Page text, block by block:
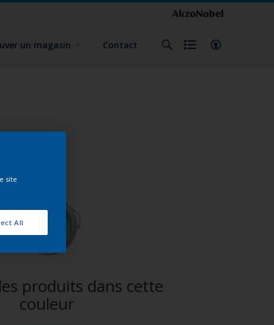
un magasin Contact
produits dans cette
couleur
site
All